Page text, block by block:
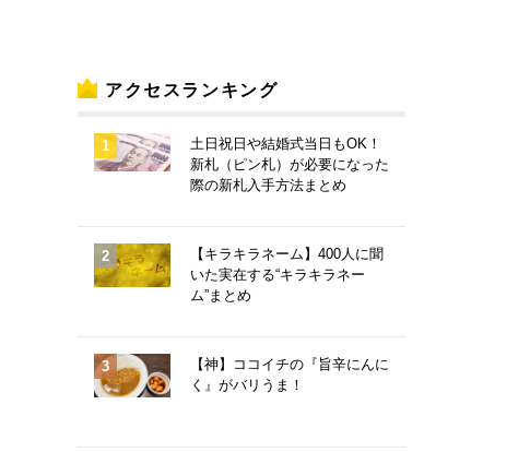
アクセスランキング
土日祝日や結婚式当日もOK！
新札（ピン札）が必要になった
際の新札入手方法まとめ
【キラキラネーム】400人に聞
いた実在する“キラキラネー
ム”まとめ
【神】ココイチの『旨辛にんに
く』がバリうま！